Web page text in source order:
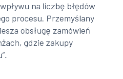
na liczbę błędów
procesu. Przemyślany
obsługę zamówień
gdzie zakupy